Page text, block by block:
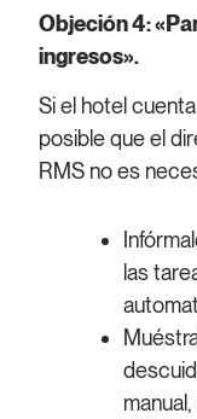
Objeción 4:
ingresos».
Si el hotel
posible que el
RMS no es
las